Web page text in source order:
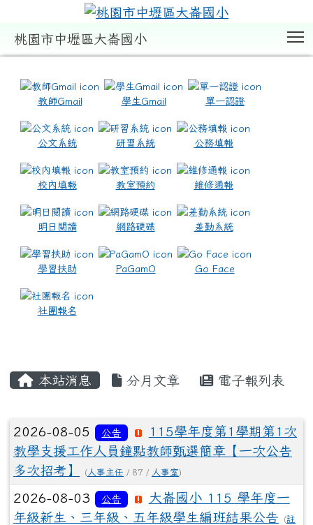
桃園市中壢區大崙國小
教師Gmail 學生Gmail 單一認證
公文系統 研習系統 公務填報
校內填報 教室預約 維修通報
明日閱讀 網路硬碟 差勤系統
學習扶助 PaGamO Go Face
社團報名
本站消息 分月文章 電子報列表
文章列表
2026-08-05 公告
115學年度第1學期第1次
教學支援工作人員鐘點教師甄選簡章【一次公告
多次招考】
( 人事主任 / 87 / 人事室)
2026-08-03 公告
大崙國小 115 學年度一
年級新生、三年級、五年級學生編班結果公告
(註